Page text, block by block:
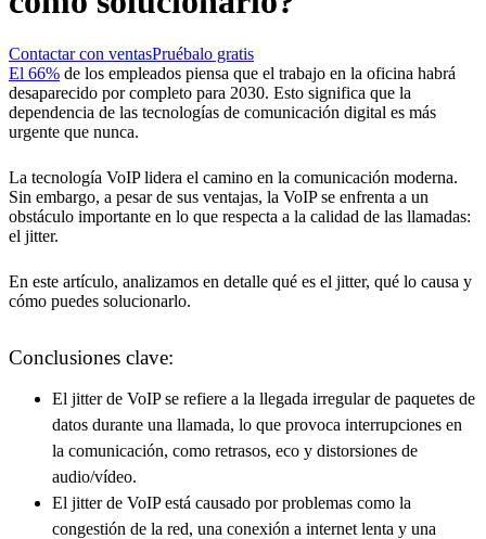
Contactar con ventasPruébalo gratis
El 66% de los empleados piensa que el trabajo en la oficina habrá
desaparecido por completo para 2030. Esto significa que la
dependencia de las tecnologías de comunicación digital es más
urgente que nunca.
La tecnología VoIP lidera el camino en la comunicación moderna.
Sin embargo, a pesar de sus ventajas, la VoIP se enfrenta a un
obstáculo importante en lo que respecta a la calidad de las llamadas:
el jitter.
En este artículo, analizamos en detalle qué es el jitter, qué lo causa y
cómo puedes solucionarlo.
Conclusiones clave:
El jitter de VoIP se refiere a la llegada irregular de paquetes de
datos durante una llamada, lo que provoca interrupciones en
la comunicación, como retrasos, eco y distorsiones de
audio/vídeo.
El jitter de VoIP está causado por problemas como la
congestión de la red, una conexión a internet lenta y una